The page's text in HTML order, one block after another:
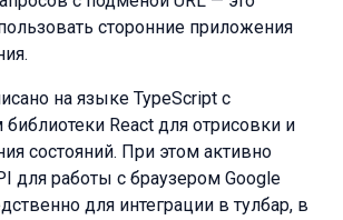
сторонние приложения
на языке TypeScript с
React для отрисовки и
состояний. При этом активно
для работы с браузером Google
для интеграции в тулбар, в